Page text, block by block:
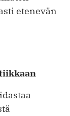
etenevän